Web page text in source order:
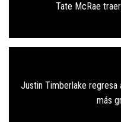
entradasTate McRae
Justin Timberlake regresa
más